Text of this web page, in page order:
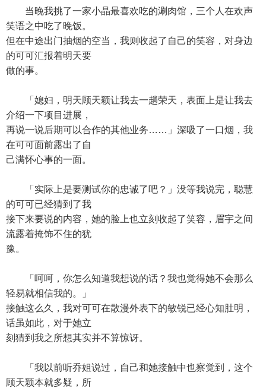
当晚我挑了一家小晶最喜欢吃的涮肉馆，三个人在欢声
笑语之中吃了晚饭。
但在中途出门抽烟的空当，我则收起了自己的笑容，对身边
的可可汇报着明天要
做的事。
「媳妇，明天顾天颖让我去一趟荣天，表面上是让我去
介绍一下项目进展，
再说一说后期可以合作的其他业务……」深吸了一口烟，我
在可可面前露出了自
己满怀心事的一面。
「实际上是要测试你的忠诚了吧？」没等我说完，聪慧
的可可已经猜到了我
接下来要说的内容，她的脸上也立刻收起了笑容，眉宇之间
流露着掩饰不住的犹
豫。
「呵呵，你怎么知道我想说的话？我也觉得她不会那么
轻易就相信我的。」
接触这么久，我对可可在散漫外表下的敏锐已经心知肚明，
话虽如此，对于她立
刻猜到我之所想其实并不算惊讶。
「我以前听乔姐说过，自己和她接触中也察觉到，这个
顾天颖本就多疑，所